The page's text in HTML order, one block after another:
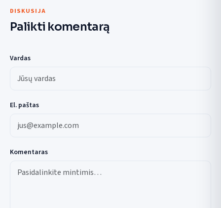
DISKUSIJA
Palikti komentarą
Vardas
El. paštas
Komentaras